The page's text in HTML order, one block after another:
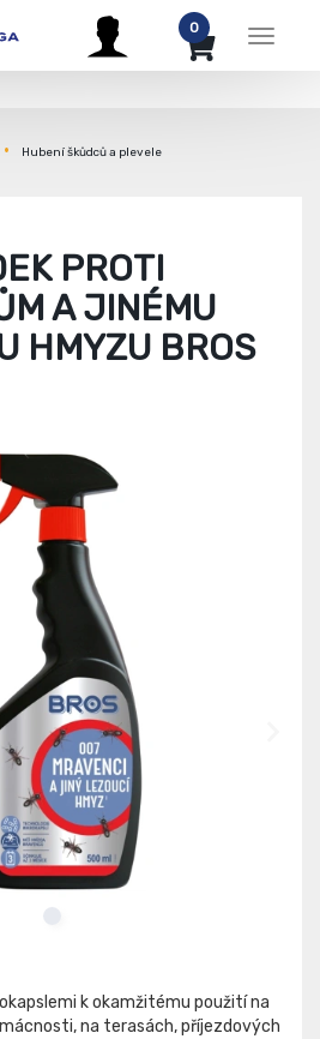
Menu
0
Hubení škůdců a plevele
PROTI
A JINÉMU
HMYZU BROS
k okamžitému použití na
na terasách, příjezdových